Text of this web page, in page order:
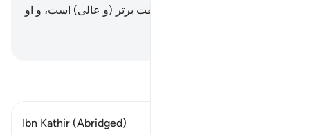
Ibn Kathir (Abridged)
صفت) بد است. و برای الله صفت برتر (و عالی) است، و او